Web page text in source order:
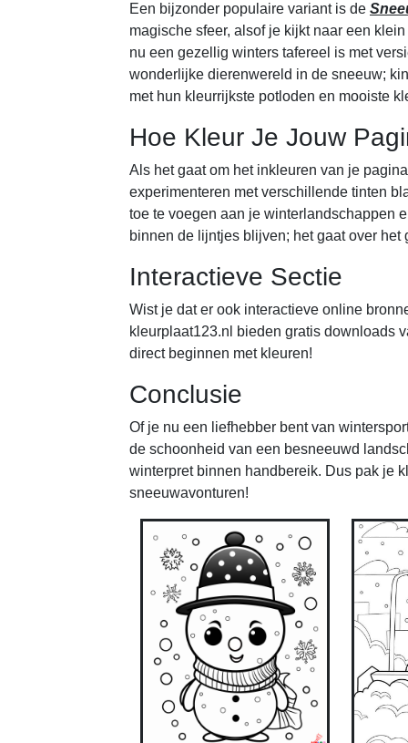
Een bijzonder populaire variant is de
magische sfeer, alsof je kijkt naar een
nu een gezellig winters tafereel is met
wonderlijke dierenwereld in de sneeuw;
met hun kleurrijkste potloden en mooiste
Hoe Kleur Je Jouw
Als het gaat om het inkleuren van je
experimenteren met verschillende tinten
toe te voegen aan je winterlandschappen
binnen de lijntjes blijven; het gaat over het
Interactieve Sectie
Wist je dat er ook interactieve online
kleurplaat123.nl bieden gratis downloads
direct beginnen met kleuren!
Conclusie
Of je nu een liefhebber bent van
de schoonheid van een besneeuwd
winterpret binnen handbereik. Dus pak je
sneeuwavonturen!